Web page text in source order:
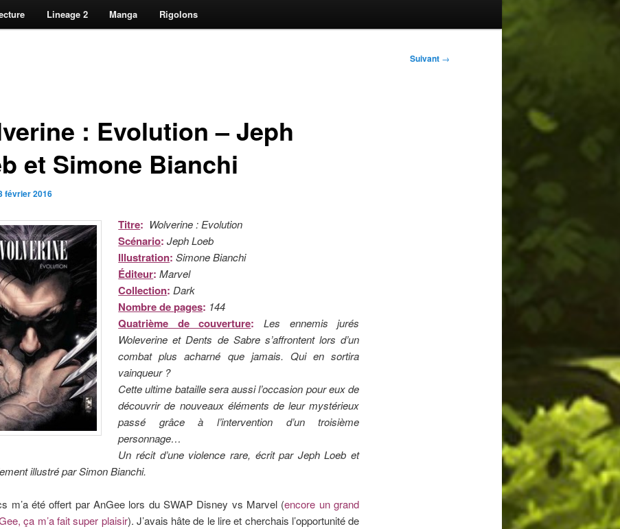
Lineage 2 Manga Rigolons
Suivant →
: Evolution – Jeph
et Simone Bianchi
février 2016
Titre: Wolverine : Evolution
Scénario:Jeph Loeb
Illustration: Simone Bianchi
Éditeur: Marvel
Collection: Dark
Nombre de pages: 144
Quatrième de couverture: Les ennemis jurés
Woleverine et Dents de Sabre s’affrontent lors d’un
combat plus acharné que jamais. Qui en sortira
vainqueur ?
Cette ultime bataille sera aussi l’occasion pour eux de
découvrir de nouveaux éléments de leur mystérieux
passé grâce à l’intervention d’un troisième
personnage…
Un récit d’une violence rare, écrit par Jeph Loeb et
illustré par Simon Bianchi.
m’a été offert par AnGee lors du SWAP Disney vs Marvel (encore un grand
ça m’a fait super plaisir). J’avais hâte de le lire et cherchais l’opportunité de